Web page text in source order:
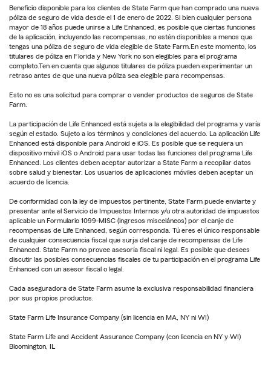
Beneficio disponible para los clientes de State Farm que han comprado una nueva
póliza de seguro de vida desde el 1 de enero de 2022. Si bien cualquier persona
mayor de 18 años puede unirse a Life Enhanced, es posible que ciertas funciones
de la aplicación, incluyendo las recompensas, no estén disponibles a menos que
tengas una póliza de seguro de vida elegible de State Farm.En este momento, los
titulares de póliza en Florida y New York no son elegibles para el programa
completo.Ten en cuenta que algunos titulares de póliza pueden experimentar un
retraso antes de que una nueva póliza sea elegible para recompensas.
Esto no es una solicitud para comprar o vender productos de seguros de State
Farm.
La participación de Life Enhanced está sujeta a la elegibilidad del programa y varía
según el estado. Sujeto a los términos y condiciones del acuerdo. La aplicación Life
Enhanced está disponible para Android e iOS. Es posible que se requiera un
dispositivo móvil iOS o Android para usar todas las funciones del programa Life
Enhanced. Los clientes deben aceptar autorizar a State Farm a recopilar datos
sobre salud y bienestar. Los usuarios de aplicaciones móviles deben aceptar un
acuerdo de licencia.
De conformidad con la ley de impuestos pertinente, State Farm puede enviarte y
presentar ante el Servicio de Impuestos Internos y/u otra autoridad de impuestos
aplicable un Formulario 1099-MISC (ingresos misceláneos) por el canje de
recompensas de Life Enhanced, según corresponda. Tú eres el único responsable
de cualquier consecuencia fiscal que surja del canje de recompensas de Life
Enhanced. State Farm no provee asesoría fiscal ni legal. Es posible que desees
discutir las posibles consecuencias fiscales de tu participación en el programa Life
Enhanced con un asesor fiscal o legal.
Cada aseguradora de State Farm asume la exclusiva responsabilidad financiera
por sus propios productos.
State Farm Life Insurance Company (sin licencia en MA, NY ni WI)
State Farm Life and Accident Assurance Company (con licencia en NY y WI)
Bloomington, IL